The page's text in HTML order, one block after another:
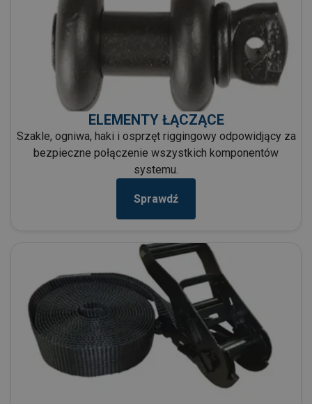
ELEMENTY ŁĄCZĄCE
Szakle, ogniwa, haki i osprzęt riggingowy odpowidjący za
bezpieczne połączenie wszystkich komponentów
systemu.
Sprawdź